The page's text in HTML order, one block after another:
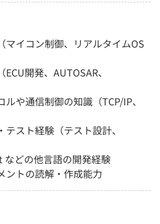
マイコン制御、リアルタイムOS
開発、AUTOSAR、
ルや通信制御の知識（TCP/IP、
テスト経験（テスト設計、
などの他言語の開発経験
ントの読解・作成能力